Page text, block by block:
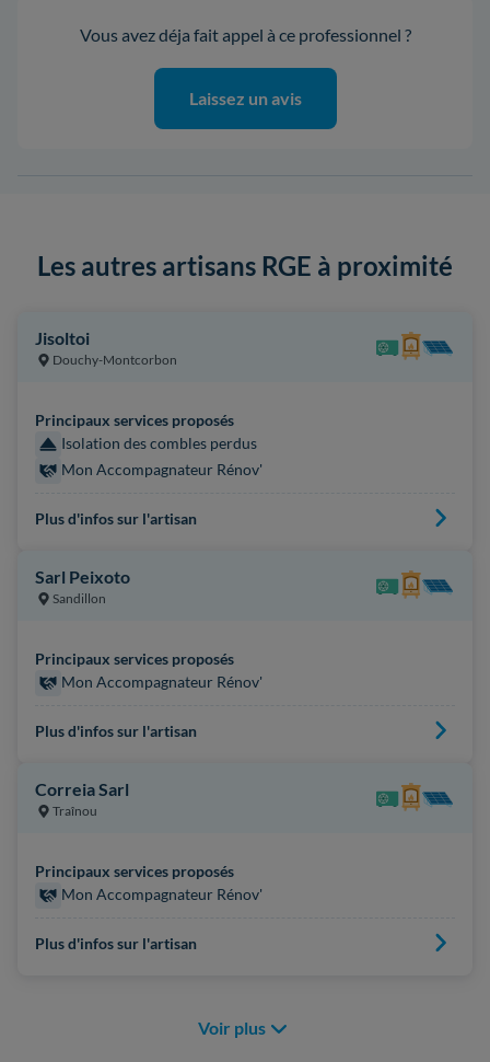
Vous avez déja fait appel à ce professionnel ?
Laissez un avis
Les autres artisans RGE à proximité
Jisoltoi
Douchy-Montcorbon
Principaux services proposés
Isolation des combles perdus
Mon Accompagnateur Rénov'
Plus d'infos sur l'artisan
Sarl Peixoto
Sandillon
Principaux services proposés
Mon Accompagnateur Rénov'
Plus d'infos sur l'artisan
Correia Sarl
Traînou
Principaux services proposés
Mon Accompagnateur Rénov'
Plus d'infos sur l'artisan
Voir plus